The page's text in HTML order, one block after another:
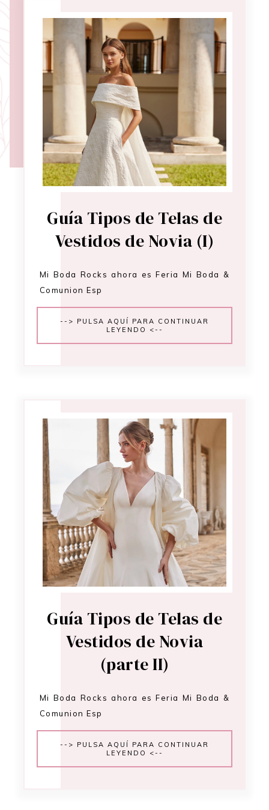
Guía Tipos de Telas de
Vestidos de Novia (I)
Mi Boda Rocks ahora es Feria Mi Boda &
Comunion Esp
--> PULSA AQUÍ PARA CONTINUAR
LEYENDO <--
Guía Tipos de Telas de
Vestidos de Novia
(parte II)
Mi Boda Rocks ahora es Feria Mi Boda &
Comunion Esp
--> PULSA AQUÍ PARA CONTINUAR
LEYENDO <--